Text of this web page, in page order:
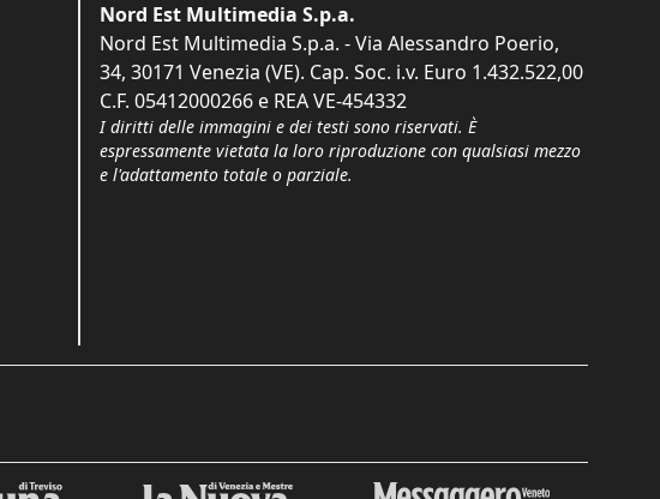
Nord Est Multimedia S.p.a.
Nord Est Multimedia S.p.a. - Via Alessandro Poerio,
34, 30171 Venezia (VE). Cap. Soc. i.v. Euro 1.432.522,00
C.F. 05412000266 e REA VE-454332
I diritti delle immagini e dei testi sono riservati. È
espressamente vietata la loro riproduzione con qualsiasi mezzo
e l'adattamento totale o parziale.